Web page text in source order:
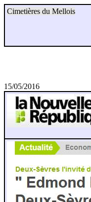
Cimetières du Mellois
15/05/2016